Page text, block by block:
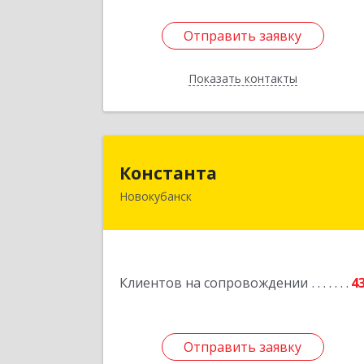
Отправить заявку
Показать контакты
Отправить заявку
Назад
Константа
Новокубанск
Клиентов на сопровождении
Отправить заявку
352240, Краснодарский край,
Отправить заявку